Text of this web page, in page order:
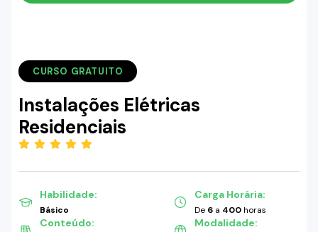
CURSO GRATUITO
Instalações Elétricas
Residenciais
Habilidade:
Básico
Carga Horária:
De 6 a 400horas
Conteúdo: Modalidade: